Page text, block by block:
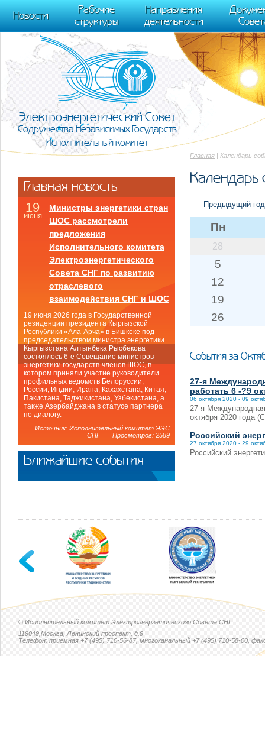
m[i].l=1*new Date(); for (var j = 0; j < document.scripts.length; j++) {if
[0],k.async=1,k.src=r,a.parentNode.insertBefore(k,a)}) (window,
trackLinks:true, accurateTrackBounce:true });
Новости
Рабочие
структуры
Направления
деятельности
Электроэнергетический Совет
Содружества Независимых Государств
Исполнительный комитет
Главная | Календарь
Календарь
Предыдущий год
Пн
28
5
12
19
26
События за
27-я
работать 6 -?9
06 октября 2020 - 09
27-я
октября 2020 года
Российский
27 октября 2020 - 29
Российский
Главная новость
19
июня
Министры энергетики стран
ШОС рассмотрели
предложения
Исполнительного комитета
Электроэнергетического
Совета СНГ по развитию
отраслевого
взаимодействия СНГ и ШОС
19 июня 2026 года в Государственной
резиденции президента Кыргызской
Республики «Ала-Арча» в Бишкеке под
председательством министра энергетики
Кыргызстана Алтынбека Рысбекова
состоялось 6-е Совещание министров
энергетики государств-членов ШОС, в
котором приняли участие руководители
профильных ведомств Белоруссии,
России, Индии, Ирана, Кахахстана, Китая,
Пакистана, Таджикистана, Узбекистана, а
также Азербайджана в статусе партнера
по диалогу.
Источник: Исполнительный комитет ЭЭС
СНГ Просмотров: 2589
Ближайшие события
© Исполнительный комитет Электроэнергетического Совета СНГ
119049,Москва, Ленинский проспект, д.9
Телефон: приемная +7 (495) 710-56-87, многоканальный +7 (495) 710-58-00,